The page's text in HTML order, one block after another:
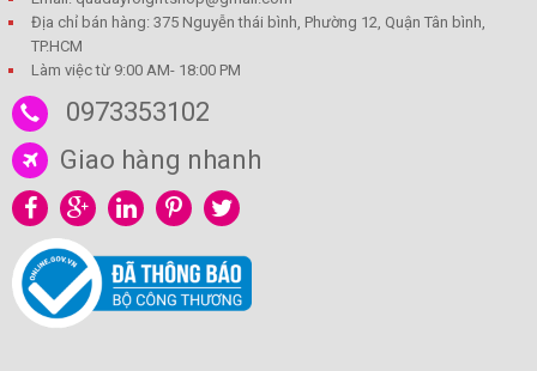
Địa chỉ bán hàng: 375 Nguyễn thái bình, Phường 12, Quận Tân bình,
TP.HCM
Làm việc từ 9:00 AM- 18:00 PM
0973353102
Giao hàng nhanh